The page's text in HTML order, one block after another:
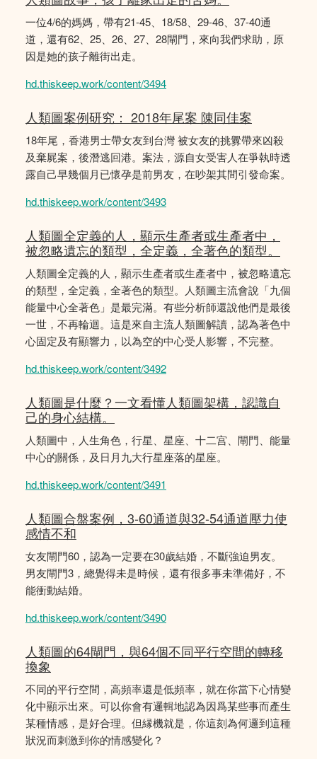
一位4/6的媽媽，帶有21-45、18/58、29-46、37-40通
道，還有62、25、26、27、28閘門，來向我們求助，原
因是她的孩子離街出走。
hd.thiskeep.work/content/3494
人類圖案例研究： 2018年尾案 陳同佳案
18年尾，香港男士帶女友到台灣 被女友的挑釁帶來凶殺
及棄屍案，後潛逃回港。案法，源自女受害人在爭執時透
露自己早幾個月已懷孕是前男友，在吵架其間引發命案。
hd.thiskeep.work/content/3493
人類圖全定義的人，顯示生產者或生產者中，
被忽略遺忘的類型，全定義，全著色的類型。
人類圖全定義的人，顯示生產者或生產者中，被忽略遺忘
的類型，全定義，全著色的類型。人類圖主流會說「九個
能量中心全著色」是最完滿。有些分析師還說他們是最後
一世，不再輪迴。這是來自主流人類圖解讀，認為著色中
心固定及有顯響力，以為空的中心受人影響，𣎴完整。
hd.thiskeep.work/content/3492
人類圖是什麼？一文看懂人類圖架構，認識自
己的身心結構。
人類圖中，人生角色，行星、星座、十二宫、閘門、能量
中心的關係，及日月九大行星座落的星座。
hd.thiskeep.work/content/3491
人類圖合盤案例，3-60通道與32-54通道壓力使
感情不和
女友閘門60，認為一定要在30歲結婚，不斷強迫男友。
男友閘門3，總覺得未是時候，還有很多事未準備好，不
能衝動結婚。
hd.thiskeep.work/content/3490
人類圖的64閘門，與64個不同平行空間的轉移
換象
不同的平行空間，高頻率還是低頻率，就在你當下心情變
化中顯示出來。可以你會有邏輯地認為因爲某些事而產生
某種情感，是好合理。但縁機就是，你這刻為何邏到這種
狀況而刺激到你的情感變化？